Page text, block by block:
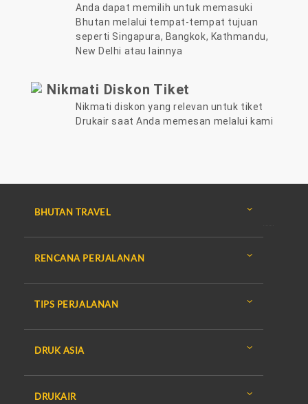
Anda dapat memilih untuk memasuki
Bhutan melalui tempat-tempat tujuan
seperti Singapura, Bangkok, Kathmandu,
New Delhi atau lainnya
Nikmati Diskon Tiket
Nikmati diskon yang relevan untuk tiket
Drukair saat Anda memesan melalui kami
BHUTAN TRAVEL
RENCANA PERJALANAN
TIPS PERJALANAN
DRUK ASIA
DRUKAIR